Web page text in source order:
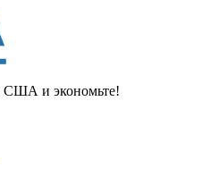
США и экономьте!